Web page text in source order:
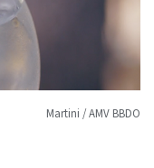
Martini / AMV BBDO